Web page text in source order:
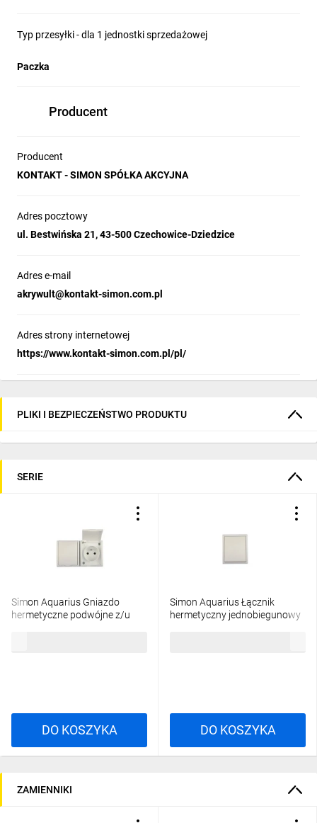
Typ przesyłki - dla 1 jednostki sprzedażowej
Paczka
Producent
Producent
KONTAKT - SIMON SPÓŁKA AKCYJNA
Adres pocztowy
ul. Bestwińska 21, 43-500 Czechowice-Dziedzice
Adres e-mail
akrywult@kontakt-simon.com.pl
Adres strony internetowej
https://www.kontakt-simon.com.pl/pl/
PLIKI I BEZPIECZEŃSTWO PRODUKTU
SERIE
Simon Aquarius Gniazdo
hermetyczne podwójne z/u
DO KOSZYKA
Simon Aquarius Łącznik
hermetyczny jednobiegunowy
DO KOSZYKA
ZAMIENNIKI